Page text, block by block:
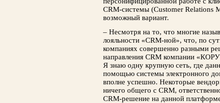
СRМ-системы (Customer Relations
возможный вариант.
– Несмотря на то, что многие
лояльности «CRM-ной», что, по
компаниях совершенно разными
направления CRM компании
Я знаю одну крупную сеть, где
помощью системы электронного
вполне успешно. Некоторые
ничего общего с CRM,
CRM-решение на данной